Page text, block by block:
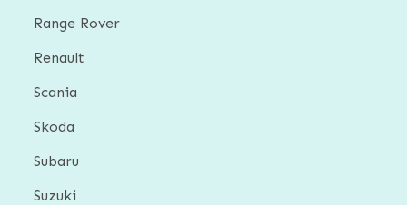
Range Rover
Renault
Scania
Skoda
Subaru
Suzuki